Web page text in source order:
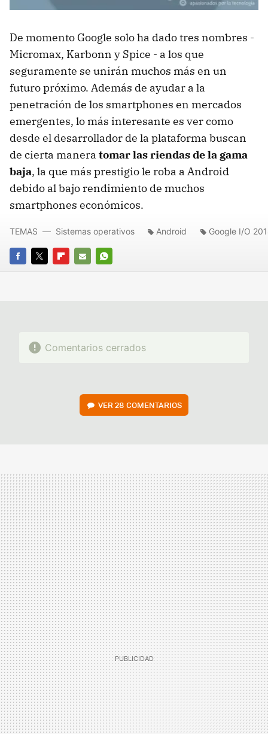
De momento Google solo ha dado tres nombres -
Micromax, Karbonn y Spice - a los que
seguramente se unirán muchos más en un
futuro próximo. Además de ayudar a la
penetración de los smartphones en mercados
emergentes, lo más interesante es ver como
desde el desarrollador de la plataforma buscan
de cierta manera tomar las riendas de la gama
baja, la que más prestigio le roba a Android
debido al bajo rendimiento de muchos
smartphones económicos.
FACEBOOK
TWITTERFLIPBOARD
E-
WHATSAPP
TEMAS Sistemas operativos Android Google I/O
Comentarios cerrados
VER28 COMENTARIOS